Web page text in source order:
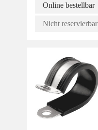
Online bestellbar
Nicht reservierbar